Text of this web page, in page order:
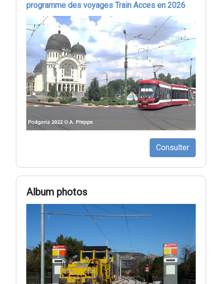
programme des voyages Train Acces en 2026
Consulter
Album photos